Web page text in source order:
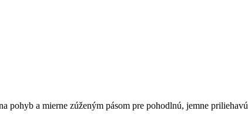
a mierne zúženým pásom pre pohodlnú, jemne